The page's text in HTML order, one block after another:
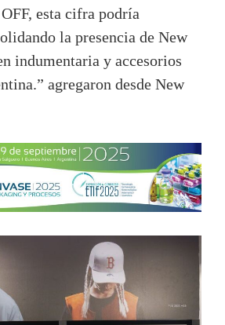
esta cifra podría
la presencia de New
indumentaria y accesorios
agregaron desde New